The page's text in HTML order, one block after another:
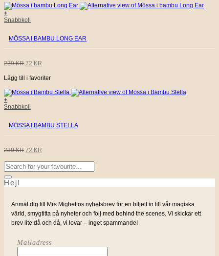
på
produktsidan
+
Den
har
flera
De
olika
alternativen
kan
väljas
på
produktsidan
Snabbkoll
MÖSSA I BAMBU LONG EAR
239KR DET
URSPRUNGLIGA
72 KR
NUVARANDE
Lägg till i favoriter
+
Den
har
flera
De
olika
alternativen
kan
väljas
på
produktsidan
Snabbkoll
MÖSSA I BAMBU STELLA
239KR DET
URSPRUNGLIGA
VAR:
239 KR.
72 KR
NUVARANDE
ÄR:
72 KR.
Sök
efter:
Hej!
Anmäl dig till Mrs Mighettos nyhetsbrev för en biljett in till vår magiska
värld, smygtitta på nyheter och följ med behind the scenes. Vi skickar ett
brev lite då och då, vi lovar – inget spammande!
Mailadress